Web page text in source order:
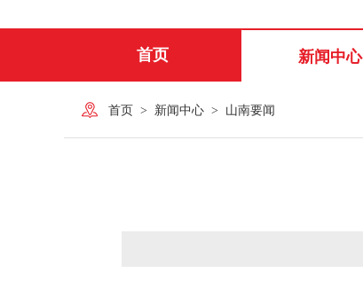
首页 新闻中心
首页 > 新闻中心 > 山南要闻